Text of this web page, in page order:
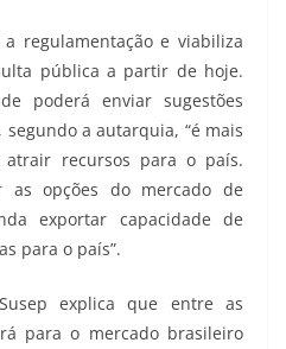
regulamentação e viabiliza
pública a partir de hoje.
poderá enviar sugestões
a autarquia, “é mais
recursos para o país.
as opções do mercado de
exportar capacidade de
para o país”.
explica que entre as
para o mercado brasileiro